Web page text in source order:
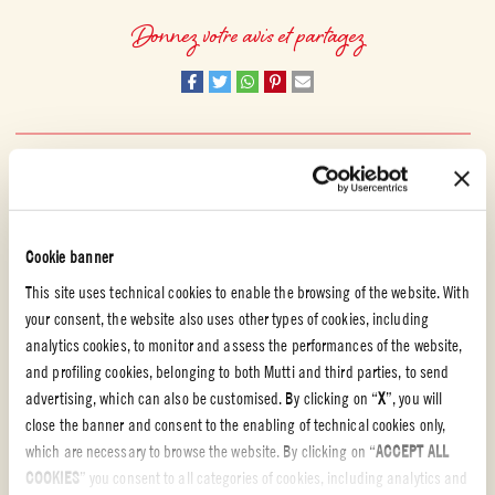
Cookie banner
This site uses technical cookies to enable the browsing of the website. With
your consent, the website also uses other types of cookies, including
analytics cookies, to monitor and assess the performances of the website,
and profiling cookies, belonging to both Mutti and third parties, to send
advertising, which can also be customised. By clicking on “X”, you will
close the banner and consent to the enabling of technical cookies only,
which are necessary to browse the website. By clicking on “ACCEPT ALL
COOKIES” you consent to all categories of cookies, including analytics and
Donnez votre avis et partagez
Pour nous, durabilité est synonyme de respect de la terre
Mutti a travaillé en étroite collaboration avec le WWF Italie afin d’aider les
agriculteurs à trouver des manières durables de réduire leur consommation
d’eau et leurs émissions de CO2. Le WWF italien a non seulement fixé des
objectifs, mais il a également permis aux agriculteurs d’analyser et
d’examiner les données obtenues afin d’identifier les mesures qu’ils
pouvaient prendre. L’organisation a par exemple recommandé d’utiliser des
capteurs spéciaux qui mesurent l’humidité du sol et donnent des
informations utiles pour rationaliser la consommation d’eau.